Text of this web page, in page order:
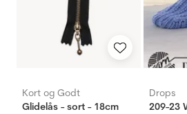
Kort og Godt
Glidelås - sort - 18cm
Drops
209-23